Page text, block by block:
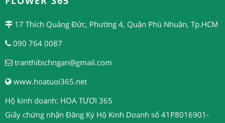
17 Thích Quảng Đức, Phường 4, Quận Phú Nhuận, Tp.HCM
090 764 0087
tranthibichngan@gmail.com
www.hoatuoi365.net
Hộ kinh doanh: HOA TƯƠI 365
Giấy chứng nhận Đăng Ký Hộ Kinh Doanh số 41P8016901-